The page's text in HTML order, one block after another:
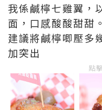
我係鹹檸七雞翼，
面，口感酸酸甜甜。
建議將鹹檸唧壓多
加突出
點